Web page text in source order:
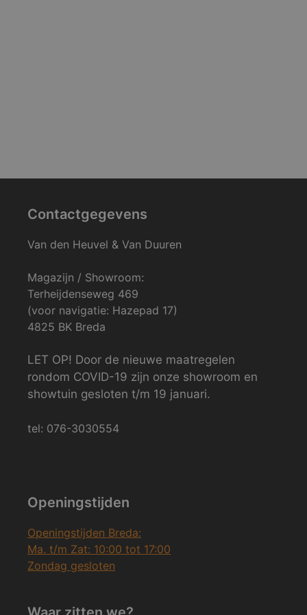
Contactgegevens
Van den Heuvel & Van Duuren
Magazijn / Showroom:
Terheijdenseweg 469
(voor navigatie: Hazepad 17)
4825 BK Breda
LET OP! Door de nieuwe maatregelen
rondom COVID-19 zijn onze showroom en
showtuin gesloten t/m 19 januari.
tel: 076-3030554
Openingstijden
Openingstijden Breda:
Ma. t/m Zat: 10:00 tot 17:00
Zondag gesloten